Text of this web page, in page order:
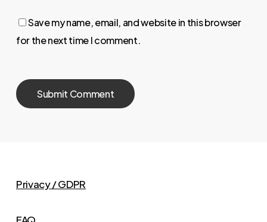
Save my name, email, and website in this browser
for the next time I comment.
Privacy / GDPR